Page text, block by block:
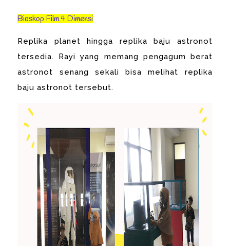
Bioskop Film 4 Dimensi
Replika planet hingga replika baju astronot
tersedia. Rayi yang memang pengagum berat
astronot senang sekali bisa melihat replika
baju astronot tersebut.